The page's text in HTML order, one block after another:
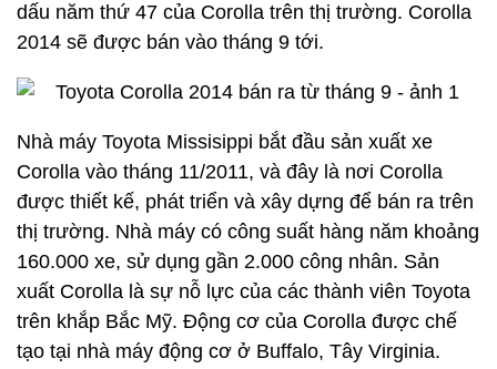
dấu năm thứ 47 của Corolla trên thị trường. Corolla
2014 sẽ được bán vào tháng 9 tới.
Nhà máy Toyota Missisippi bắt đầu sản xuất xe
Corolla vào tháng 11/2011, và đây là nơi Corolla
được thiết kế, phát triển và xây dựng để bán ra trên
thị trường. Nhà máy có công suất hàng năm khoảng
160.000 xe, sử dụng gần 2.000 công nhân. Sản
xuất Corolla là sự nỗ lực của các thành viên Toyota
trên khắp Bắc Mỹ. Động cơ của Corolla được chế
tạo tại nhà máy động cơ ở Buffalo, Tây Virginia.